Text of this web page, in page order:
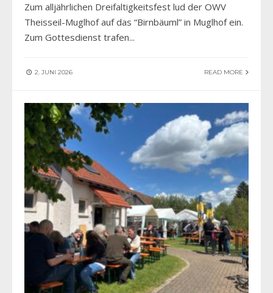
Zum alljährlichen Dreifaltigkeitsfest lud der OWV
Theisseil-Muglhof auf das “Birnbäuml” in Muglhof ein.
Zum Gottesdienst trafen...
2. JUNI 2026 READ MORE